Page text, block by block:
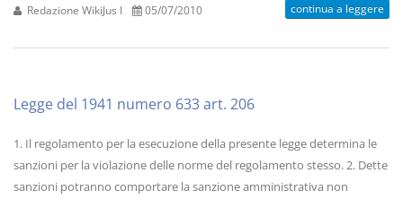
Redazione WikiJus I 05/07/2010 continua a leggere
Legge del 1941 numero 633 art. 206
1. Il regolamento per la esecuzione della presente legge determina le
sanzioni per la violazione delle norme del regolamento stesso. 2. Dette
sanzioni potranno comportare la sanzione amministrativa non